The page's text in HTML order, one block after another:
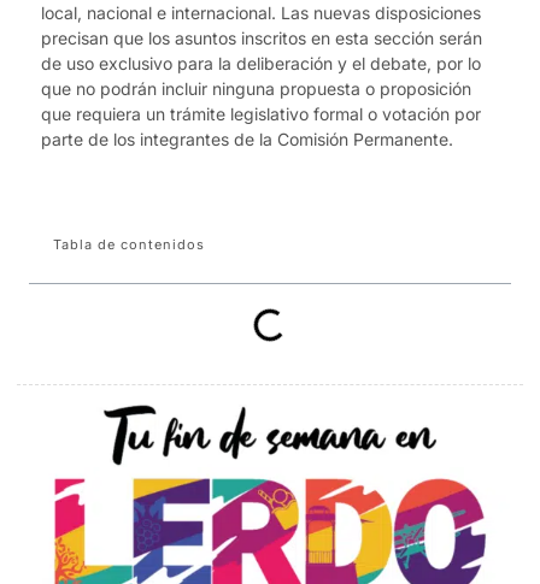
local, nacional e internacional. Las nuevas disposiciones
precisan que los asuntos inscritos en esta sección serán
de uso exclusivo para la deliberación y el debate, por lo
que no podrán incluir ninguna propuesta o proposición
que requiera un trámite legislativo formal o votación por
parte de los integrantes de la Comisión Permanente.
Tabla de contenidos